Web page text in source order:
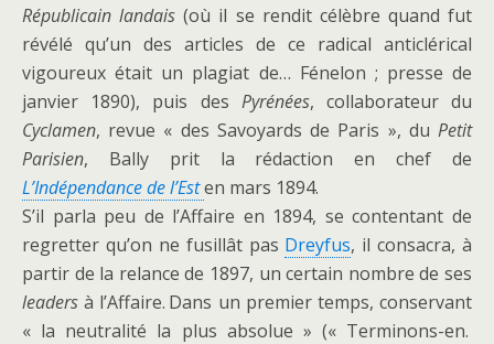
Républicain landais(où il se rendit célèbre quand fut
révélé qu’un des articles de ce radical anticlérical
vigoureux était un plagiat de… Fénelon ; presse de
janvier 1890), puis des Pyrénées, collaborateur du
Cyclamen, revue « des Savoyards de Paris », du Petit
Parisien, Bally prit la rédaction en chef de
L’Indépendance de l’Esten mars 1894.
S’il parla peu de l’Affaire en 1894, se contentant de
regretter qu’on ne fusillât pas Dreyfus, il consacra, à
partir de la relance de 1897, un certain nombre de ses
leaders à l’Affaire. Dans un premier temps, conservant
« la neutralité la plus absolue » (« Terminons-en.